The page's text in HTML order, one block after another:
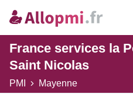
France services la
Saint Nicolas
PMI Mayenne